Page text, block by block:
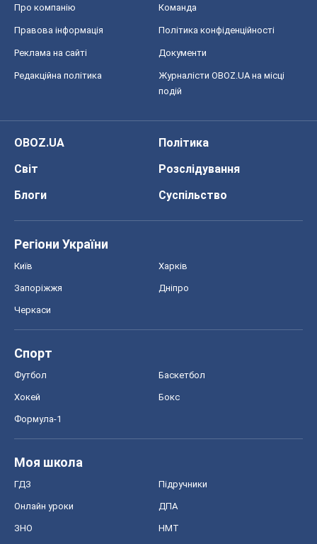
Про компанію Команда
Правова інформація Політика конфіденційності
Реклама на сайті Документи
Редакційна політика
Журналісти OBOZ.UA на місці
подій
OBOZ.UA
Політика
Світ
Розслідування
Блоги
Суспільство
Регіони України
Київ Харків
Запоріжжя Дніпро
Черкаси
Спорт
Футбол Баскетбол
Хокей Бокс
Формула-1
Моя школа
ГДЗ Підручники
Онлайн уроки ДПА
ЗНО НМТ